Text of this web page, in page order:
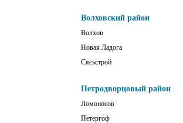
Волховский район
Волхов
Новая Ладога
Сясьстрой
Петродворцовый район
Ломоносов
Петергоф